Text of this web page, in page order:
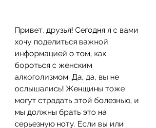
Привет, друзья! Сегодня я с вами
хочу поделиться важной
информацией о том, как
бороться с женским
алкоголизмом. Да, да, вы не
ослышались! Женщины тоже
могут страдать этой болезнью, и
мы должны брать это на
серьезную ноту. Если вы или